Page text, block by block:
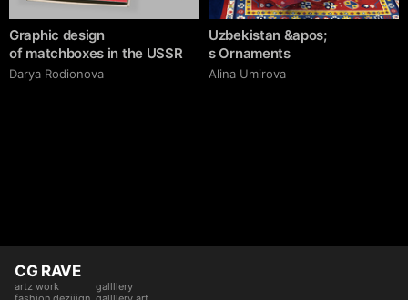
Graphic design
of matchboxes in the USSR
Darya Rodionova
Uzbekistan &apos;
s Ornaments
Alina Umirova
CG RAVE
artz work
gallllery